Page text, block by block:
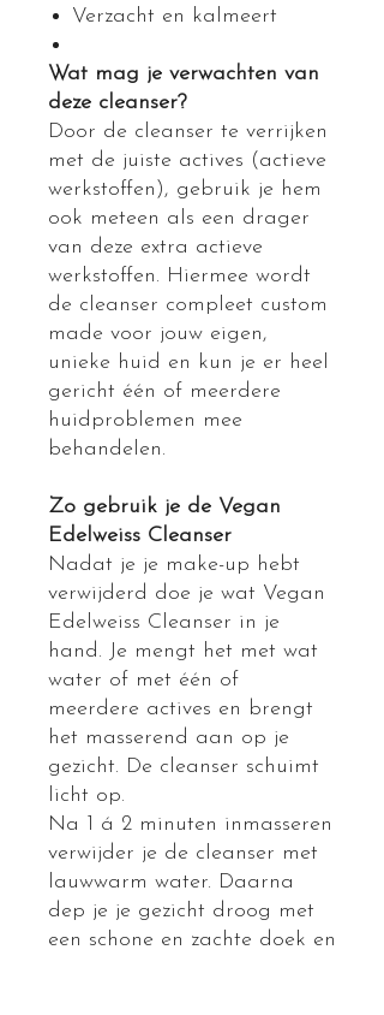
Verzacht en kalmeert
Wat mag je verwachten van
deze cleanser?
Door de cleanser te verrijken
met de juiste actives (actieve
werkstoffen), gebruik je hem
ook meteen als een drager
van deze extra actieve
werkstoffen. Hiermee wordt
de cleanser compleet custom
made voor jouw eigen,
unieke huid en kun je er heel
gericht één of meerdere
huidproblemen mee
behandelen.
Zo gebruik je de Vegan
Edelweiss Cleanser
Nadat je je make-up hebt
verwijderd doe je wat Vegan
Edelweiss Cleanser in je
hand. Je mengt het met wat
water of met één of
meerdere actives en brengt
het masserend aan op je
gezicht. De cleanser schuimt
licht op.
Na 1 á 2 minuten inmasseren
verwijder je de cleanser met
lauwwarm water. Daarna
dep je je gezicht droog met
een schone en zachte doek en